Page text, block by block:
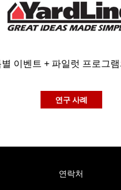
별 이벤트 + 파일럿 프로그
연구 사례
연락처